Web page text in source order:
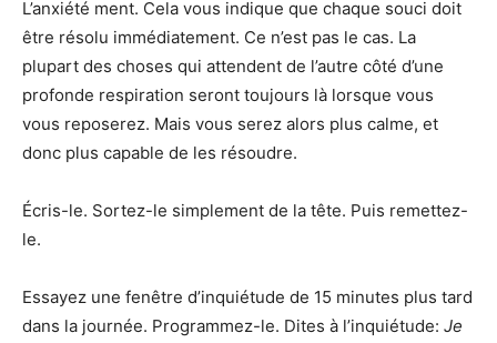
L’anxiété ment. Cela vous indique que chaque souci doit
être résolu immédiatement. Ce n’est pas le cas. La
plupart des choses qui attendent de l’autre côté d’une
profonde respiration seront toujours là lorsque vous
vous reposerez. Mais vous serez alors plus calme, et
donc plus capable de les résoudre.
Écris-le. Sortez-le simplement de la tête. Puis remettez-
le.
Essayez une fenêtre d’inquiétude de 15 minutes plus tard
dans la journée. Programmez-le. Dites à l’inquiétude: Je